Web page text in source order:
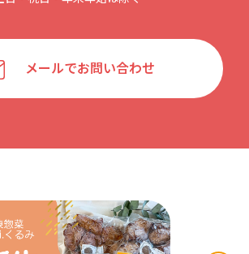
メールでお問い合わせ